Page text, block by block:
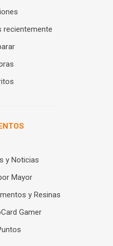
recientemente
y Noticias
Mayor
y Resinas
Gamer